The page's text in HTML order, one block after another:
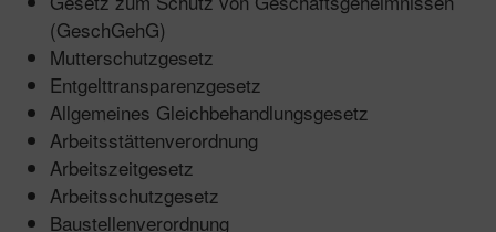
(GeschGehG)
Mutterschutzgesetz
Entgelttransparenzgesetz
Allgemeines Gleichbehandlungsgesetz
Arbeitsstättenverordnung
Arbeitszeitgesetz
Arbeitsschutzgesetz
Baustellenverordnung